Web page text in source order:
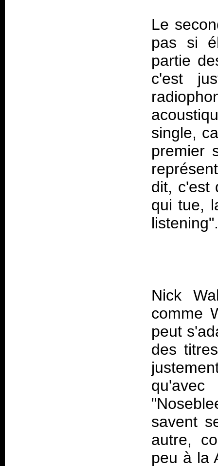
Le
pas si
partie
c'est
single,
premier
dit, c'est
qui tue,
Nick
comme
peut
des
savent
autre,
peu à la